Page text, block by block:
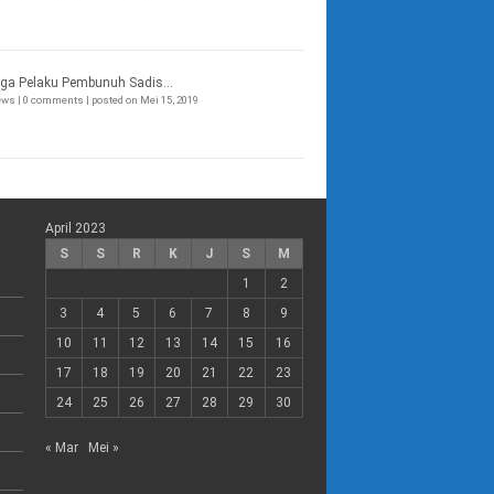
Pelaku Pembunuh Sadis...
| 0 comments | posted on Mei 15, 2019
April 2023
S
S R K J S
M
1
2
3
4 5 6 7 8
9
10
11 12 13 14 15
16
17
18 19 20 21 22
23
24
25 26 27 28 29 30
« Mar Mei »